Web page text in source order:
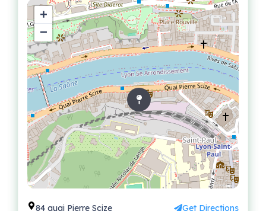
+
−
84 quai Pierre Scize Get Directions